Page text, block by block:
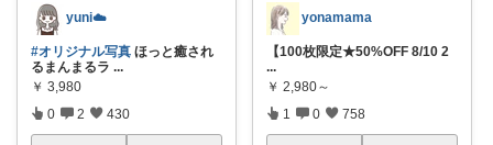
yuni☁️
#オリジナル写真 ほっと癒され
るまんまるラ ...
￥ 3,980
0 2 430
yonamama
【100枚限定★50%OFF 8/10 2
...
￥ 2,980～
1 0 758